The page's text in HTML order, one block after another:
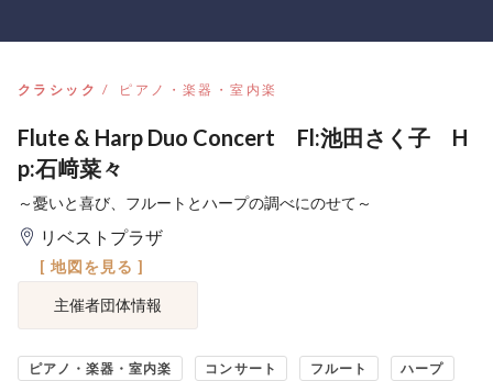
クラシック ピアノ・楽器・室内楽
Flute & Harp Duo Concert Fl:池田さく子 H
p:石﨑菜々
～憂いと喜び、フルートとハープの調べにのせて～
リベストプラザ
[ 地図を見る ]
主催者団体情報
ピアノ・楽器・室内楽 コンサート フルート ハープ